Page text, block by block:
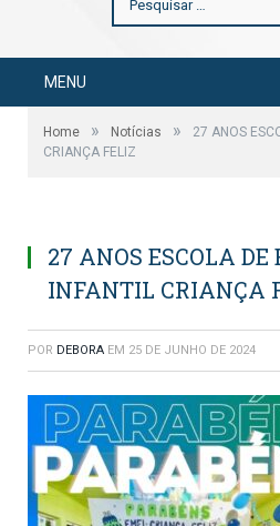
MENU
Home » Notícias »
27 ANOS
CRIANÇA FELIZ
27 ANOS ESCOLA DE
INFANTIL CRIANÇA
POR DEBORA EM 25 DE JUNHO DE 2024